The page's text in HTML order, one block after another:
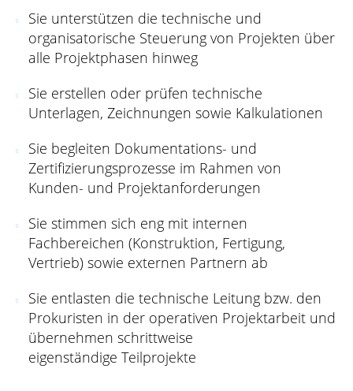
Sie unterstützen die technische und
organisatorische Steuerung von Projekten über
alle Projektphasen hinweg
Sie erstellen oder prüfen technische
Unterlagen, Zeichnungen sowie Kalkulationen
Sie begleiten Dokumentations- und
Zertifizierungsprozesse im Rahmen von
Kunden- und Projektanforderungen
Sie stimmen sich eng mit internen
Fachbereichen (Konstruktion, Fertigung,
Vertrieb) sowie externen Partnern ab
Sie entlasten die technische Leitung bzw. den
Prokuristen in der operativen Projektarbeit und
übernehmen schrittweise
eigenständige Teilprojekte